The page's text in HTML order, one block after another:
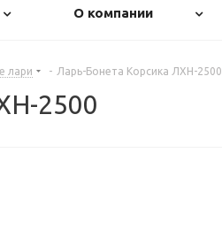
О компании
лари - Ларь-Бонета Корсика ЛХН-2500
2500